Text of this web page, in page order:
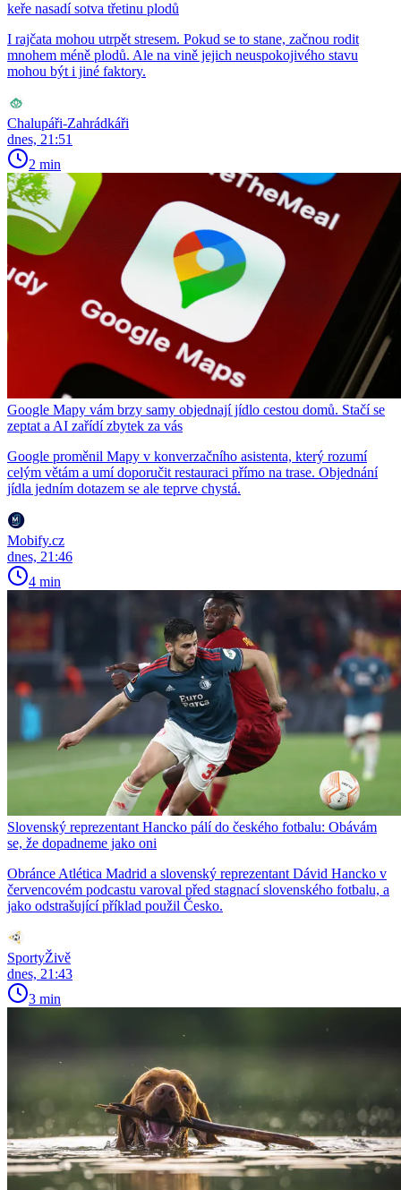
keře nasadí sotva třetinu plodů
I rajčata mohou utrpět stresem. Pokud se to stane, začnou rodit
mnohem méně plodů. Ale na vině jejich neuspokojivého stavu
mohou být i jiné faktory.
Chalupáři-Zahrádkáři
dnes, 21:51
2 min
Google Mapy vám brzy samy objednají jídlo cestou domů. Stačí se
zeptat a AI zařídí zbytek za vás
Google proměnil Mapy v konverzačního asistenta, který rozumí
celým větám a umí doporučit restauraci přímo na trase. Objednání
jídla jedním dotazem se ale teprve chystá.
Mobify.cz
dnes, 21:46
4 min
Slovenský reprezentant Hancko pálí do českého fotbalu: Obávám
se, že dopadneme jako oni
Obránce Atlética Madrid a slovenský reprezentant Dávid Hancko v
červencovém podcastu varoval před stagnací slovenského fotbalu, a
jako odstrašující příklad použil Česko.
SportyŽivě
dnes, 21:43
3 min